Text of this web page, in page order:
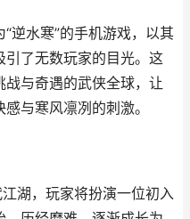
逆水寒”的手机游戏，以其
了无数玩家的目光。这
与奇遇的武侠全球，让
与寒风凛冽的刺激。
湖，玩家将扮演一位初入